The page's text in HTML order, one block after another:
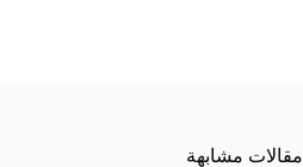
مقالات مشابهة